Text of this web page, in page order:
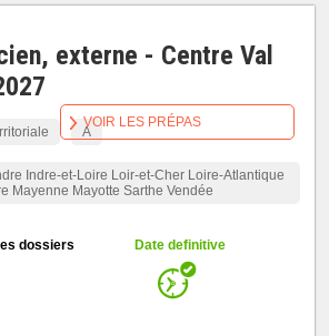
externe - Centre Val
A
Indre-et-Loire Loir-et-Cher Loire-Atlantique
Mayenne Mayotte Sarthe Vendée
dossiers Date definitive
VOIR LES PRÉPAS